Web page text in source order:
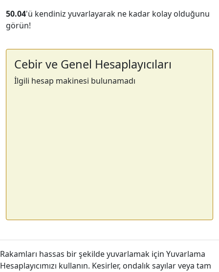
50.04'ü kendiniz yuvarlayarak ne kadar kolay olduğunu
görün!
Cebir ve Genel Hesaplayıcıları
İlgili hesap makinesi bulunamadı
Rakamları hassas bir şekilde yuvarlamak için Yuvarlama
Hesaplayıcımızı kullanın. Kesirler, ondalık sayılar veya tam